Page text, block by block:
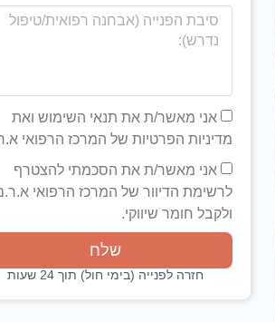
אני מאשר/ת את תנאי השימוש ואת
מדיניות הפרטיות של המרכז הרפואי
אני מאשר/ת את הסכמתי להצטרף
לרשימת הדיוור של המרכז הרפואי
ולקבל חומר שיווקי.
שלח
חזרה לפנייה (בימי חול) תוך 24 שעות